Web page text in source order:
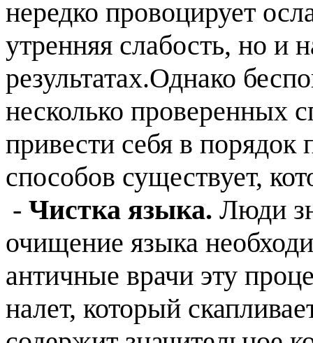
нередко провоцирует
утренняя слабость, но и
результатах.Однако
несколько проверенных
привести себя в
способов существует,
- Чистка языка. Люди
очищение языка
античные врачи эту
налет, который